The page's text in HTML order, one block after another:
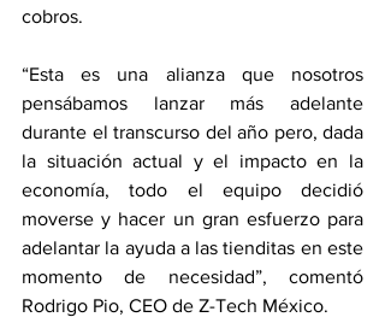
cobros.
“Esta es una alianza que nosotros
pensábamos lanzar más adelante
durante el transcurso del año pero, dada
la situación actual y el impacto en la
economía, todo el equipo decidió
moverse y hacer un gran esfuerzo para
adelantar la ayuda a las tienditas en este
momento de necesidad”, comentó
Rodrigo Pio, CEO de Z-Tech México.